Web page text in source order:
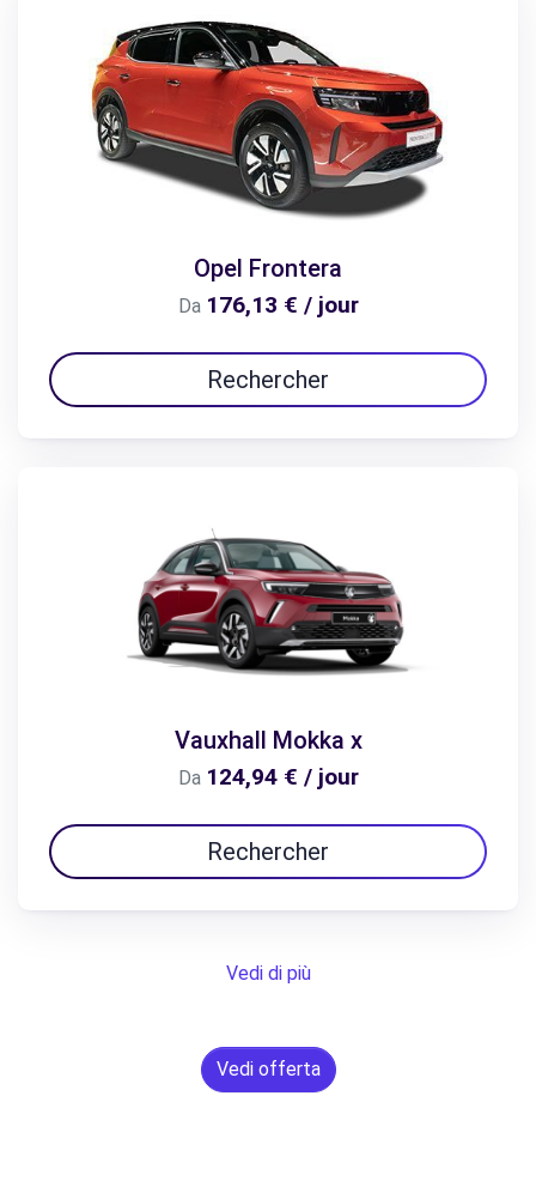
Opel Frontera
Da 176,13 € / jour
Rechercher
Vauxhall Mokka x
Da 124,94 € / jour
Rechercher
Vedi di più
Vedi offerta